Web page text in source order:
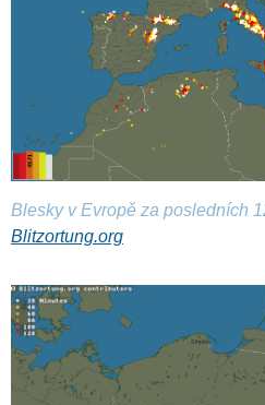
Blesky v Evropě za posledních
Blitzortung.org